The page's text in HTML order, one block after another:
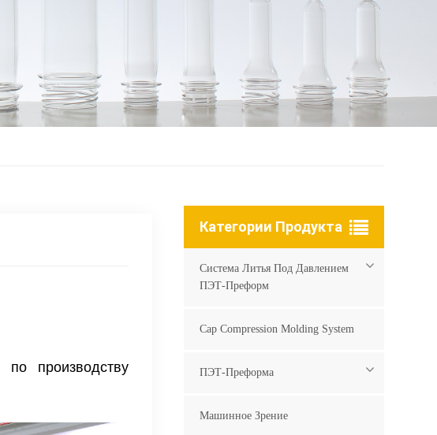
производству
Категории Продукта
Система Литья Под Давлением
ПЭТ-Преформ
Cap Compression Molding System
ПЭТ-Преформа
Машинное Зрение